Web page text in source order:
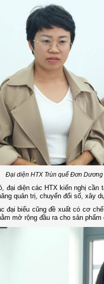
Đại diện HTX Trùn quế Đơn
đại diện các HTX kiến nghị
quản trị, chuyển đổi số, xây
đại biểu cũng đề xuất có cơ
mở rộng đầu ra cho sản